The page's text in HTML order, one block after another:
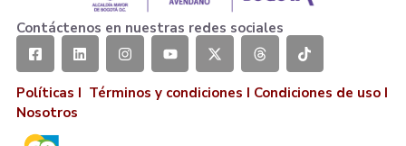
Contáctenos en nuestras redes sociales
Políticas I Términos y condiciones I Condiciones de uso I
Nosotros